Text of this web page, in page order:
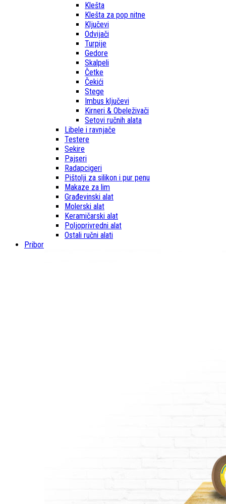
Klešta
Klešta za pop nitne
Ključevi
Odvijači
Turpije
Gedore
Skalpeli
Četke
Čekići
Stege
Imbus ključevi
Kirneri & Obeleživači
Setovi ručnih alata
Libele i ravnjače
Testere
Sekire
Pajseri
Radapcigeri
Pištolji za silikon i pur penu
Makaze za lim
Građevinski alat
Molerski alat
Keramičarski alat
Poljoprivredni alat
Ostali ručni alati
Pribor